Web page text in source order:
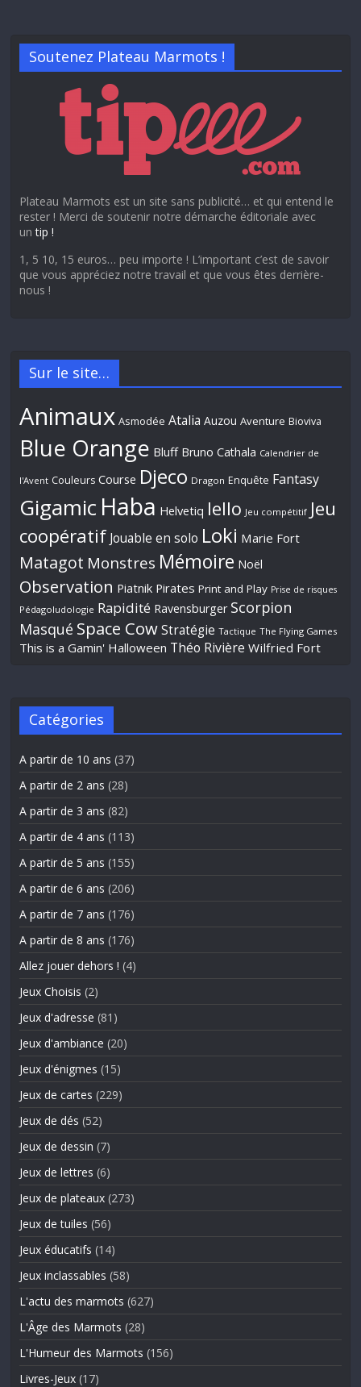
Soutenez Plateau Marmots !
Plateau Marmots est un site sans publicité… et qui entend le
rester ! Merci de soutenir notre démarche éditoriale avec
untip !
1, 5 10, 15 euros… peu importe ! L’important c’est de savoir
que vous appréciez notre travail et que vous êtes derrière-
nous !
Sur le site…
Animaux Asmodée Atalia Auzou Aventure Bioviva
Blue Orange Bluff Bruno Cathala Calendrier de
l'Avent Couleurs Course Djeco Dragon Enquête Fantasy
Gigamic Haba Helvetiq Iello Jeu compétitif Jeu
coopératif Jouable en solo Loki Marie Fort
Matagot Monstres Mémoire Noël
Observation Piatnik Pirates Print and Play Prise de risques
Pédagoludologie Rapidité Ravensburger Scorpion
Masqué Space Cow Stratégie Tactique The Flying Games
This is a Gamin' Halloween Théo Rivière Wilfried Fort
Catégories
A partir de 10 ans (37)
A partir de 2 ans (28)
A partir de 3 ans (82)
A partir de 4 ans (113)
A partir de 5 ans (155)
A partir de 6 ans (206)
A partir de 7 ans (176)
A partir de 8 ans (176)
Allez jouer dehors ! (4)
Jeux Choisis (2)
Jeux d'adresse (81)
Jeux d'ambiance (20)
Jeux d'énigmes (15)
Jeux de cartes (229)
Jeux de dés (52)
Jeux de dessin (7)
Jeux de lettres (6)
Jeux de plateaux (273)
Jeux de tuiles (56)
Jeux éducatifs (14)
Jeux inclassables (58)
L'actu des marmots (627)
L'Âge des Marmots (28)
L'Humeur des Marmots (156)
Livres-Jeux (17)